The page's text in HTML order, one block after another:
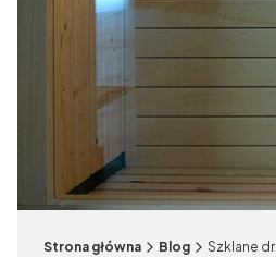
Strona główna Blog Szklane